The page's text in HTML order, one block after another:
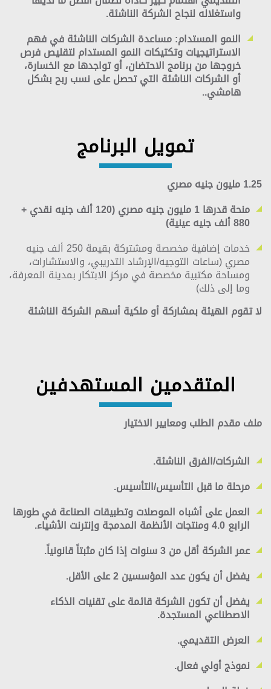
واستغلاله لنجاح الشركة الناشئة.
النمو المستدام:مساعدة الشركات الناشئة في فهم
الاستراتيجيات وتكتيكات النمو المستدام لتقليص فرص
خروجها من برنامج الاحتضان، أو تواجدها مع الخسارة،
أو الشركات الناشئة التي تحصل على نسب ربح بشكل
هامشي..
تمويل البرنامج
1.25 مليون جنيه مصري
منحة قدرها 1 مليون جنيه مصري (120 ألف جنيه نقدي +
880 ألف جنيه عينية)
خدمات إضافية مخصصة ومشتركة بقيمة 250 ألف جنيه
مصري (ساعات التوجيه/الإرشاد التدريبي، والاستشارات،
ومساحة مكتبية مخصصة في مركز الابتكار بمدينة المعرفة،
وما إلى ذلك)
لا تقوم الهيئة بمشاركة أو ملكية أسهم الشركة الناشئة
المتقدمين المستهدفين
ملف مقدم الطلب ومعايير الاختيار
الشركات/الفرق الناشئة.
مرحلة ما قبل التأسيس/التأسيس.
العمل على أشباه الموصلات وتطبيقات الصناعة في طورها
الرابع 4.0 ومنتجات الأنظمة المدمجة وإنترنت الأشياء.
عمر الشركة أقل من 3 سنوات إذا كان مثبتاً قانونياً.
يفضل أن يكون عدد المؤسسين 2 على الأقل.
يفضل أن تكون الشركة قائمة على تقنيات الذكاء
الاصطناعي المستجدة.
العرض التقديمي.
نموذج أولي فعال.